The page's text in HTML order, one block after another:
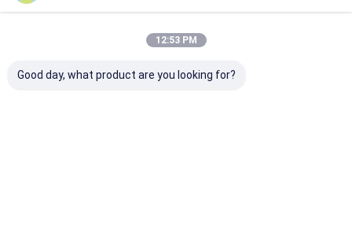
Rekomendasi Produk
12:53 PM
Good day, what product are you looking for?